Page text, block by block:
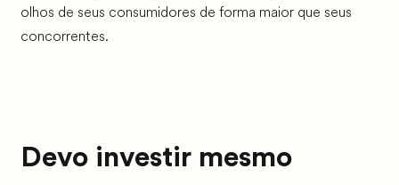
olhos de seus consumidores de forma maior que seus
concorrentes.
Devo investir mesmo